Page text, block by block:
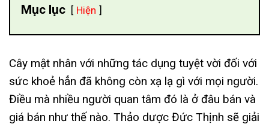
Mục lục Hiện
Cây mật nhân với những tác dụng tuyệt vời đối với
sức khoẻ hẳn đã không còn xạ lạ gì với mọi người.
Điều mà nhiều người quan tâm đó là ở đâu bán và
giá bán như thế nào. Thảo dược Đức Thịnh sẽ giải